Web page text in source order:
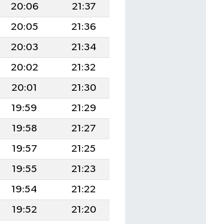
20:06
21:37
20:05
21:36
20:03
21:34
20:02
21:32
20:01
21:30
19:59
21:29
19:58
21:27
19:57
21:25
19:55
21:23
19:54
21:22
19:52
21:20